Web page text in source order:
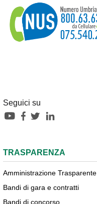
Seguici su
TRASPARENZA
Amministrazione Trasparente
Bandi di gara e contratti
Bandi di concorso